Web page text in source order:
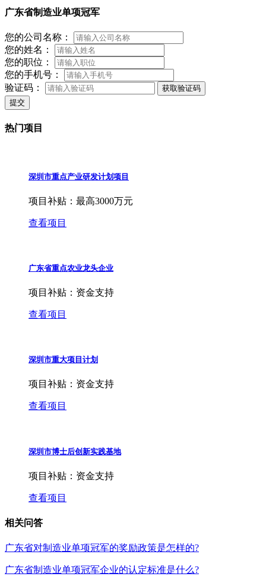
广东省制造业单项冠军
您的公司名称：
您的姓名：
您的职位：
您的手机号：
验证码：
获取验证码
提交
热门项目
深圳市重点产业研发计划项目
项目补贴： 最高3000万元
查看项目
广东省重点农业龙头企业
项目补贴： 资金支持
查看项目
深圳市重大项目计划
项目补贴： 资金支持
查看项目
深圳市博士后创新实践基地
项目补贴： 资金支持
查看项目
相关问答
广东省对制造业单项冠军的奖励政策是怎样的?
广东省制造业单项冠军企业的认定标准是什么?